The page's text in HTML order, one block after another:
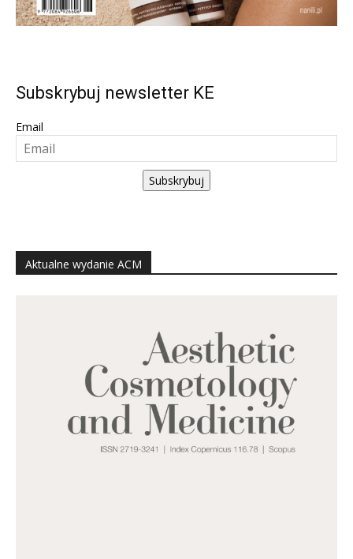
Subskrybuj newsletter KE
Email
Subskrybuj
Aktualne wydanie ACM